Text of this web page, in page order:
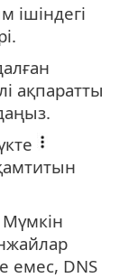
ішіндегі
ақпаратты
Мүмкін
емес, DNS